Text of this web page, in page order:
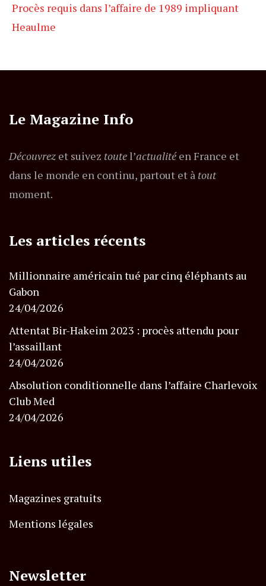
Procès requis dans l’affaire de 1989 impliquant
Heaulme
Le Magazine Info
Découvrez et suivez toutel’actualitéen France et
dans le monde en continu, partout et à tout
moment.
Les articles récents
Millionnaire américain tué par cinq éléphants au
Gabon
24/04/2026
Attentat Bir-Hakeim 2023 : procès attendu pour
l’assaillant
24/04/2026
Absolution conditionnelle dans l’affaire Charlevoix
Club Med
24/04/2026
Liens utiles
Magazines gratuits
Mentions légales
Newsletter